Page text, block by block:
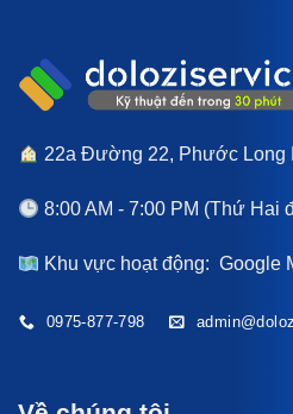
22a Đường 22, Phước Long
8:00 AM - 7:00 PM (Thứ Hai
Khu vực hoạt động:Google
0975-877-798